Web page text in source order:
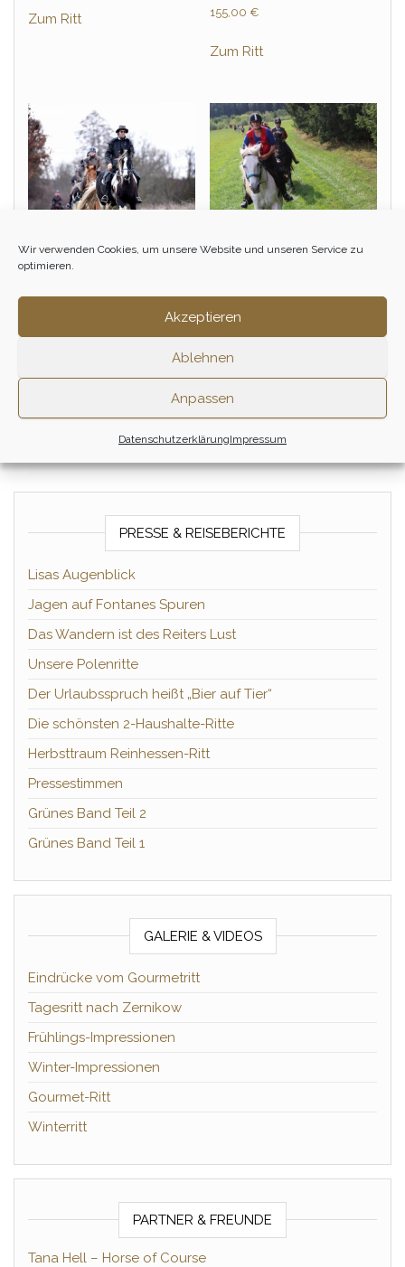
Wir verwenden Cookies, um unsere Website und unseren Service zu
optimieren.
Akzeptieren
Ablehnen
Anpassen
DatenschutzerklärungImpressum
Zum Ritt 155,00 €
Zum Ritt
Winterritt – März Tagesritt – April
150,00
Zum Ritt
PRESSE & REISEBERICHTE
Lisas Augenblick
Jagen auf Fontanes Spuren
Das Wandern ist des Reiters Lust
Unsere Polenritte
Der Urlaubsspruch heißt „Bier auf Tier“
Die schönsten 2-Haushalte-Ritte
Herbsttraum Reinhessen-Ritt
Pressestimmen
Grünes Band Teil 2
Grünes Band Teil 1
GALERIE & VIDEOS
Eindrücke vom Gourmetritt
Tagesritt nach Zernikow
Frühlings-Impressionen
Winter-Impressionen
Gourmet-Ritt
Winterritt
PARTNER & FREUNDE
Tana Hell – Horse of Course